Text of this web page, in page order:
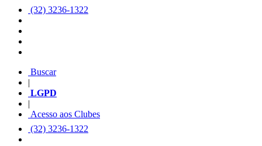
(32) 3236-1322
Buscar
|
LGPD
|
Acesso aos Clubes
(32) 3236-1322